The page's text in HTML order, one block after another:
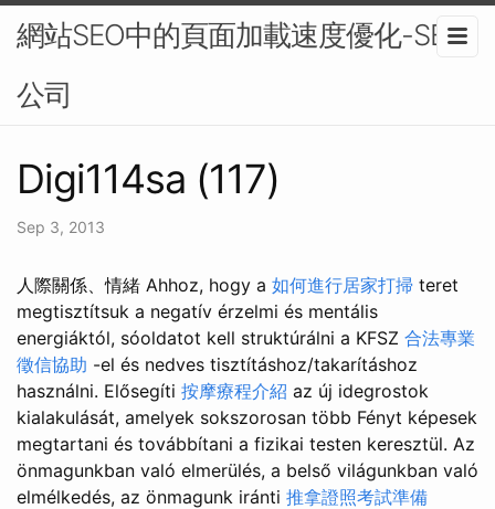
網站SEO中的頁面加載速度優化-SEO
公司
Digi114sa (117)
Sep 3, 2013
人際關係、情緒 Ahhoz, hogy a 如何進行居家打掃 teret
megtisztítsuk a negatív érzelmi és mentális
energiáktól, sóoldatot kell struktúrálni a KFSZ 合法專業
徵信協助 -el és nedves tisztításhoz/takarításhoz
használni. Elősegíti 按摩療程介紹 az új idegrostok
kialakulását, amelyek sokszorosan több Fényt képesek
megtartani és továbbítani a fizikai testen keresztül. Az
önmagunkban való elmerülés, a belső világunkban való
elmélkedés, az önmagunk iránti 推拿證照考試準備